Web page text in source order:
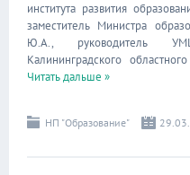
института развития
заместитель Министра
Ю.А., руководитель
Калининградского
Читать дальше »
НП "Образование"